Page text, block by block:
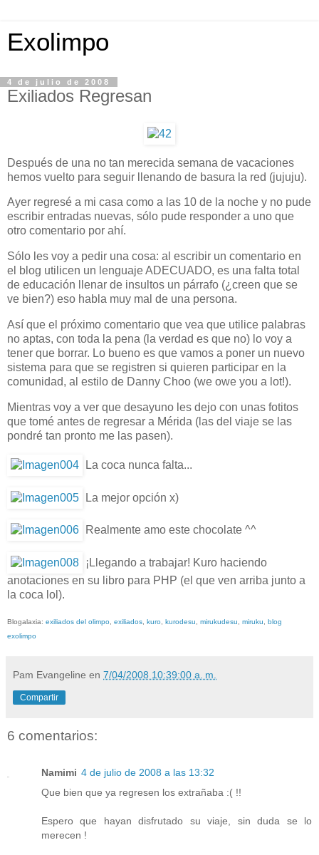
Exolimpo
4 de julio de 2008
Exiliados Regresan
Después de una no tan merecida semana de vacaciones
hemos vuelto para seguir llenando de basura la red (jujuju).
Ayer regresé a mi casa como a las 10 de la noche y no pude
escribir entradas nuevas, sólo pude responder a uno que
otro comentario por ahí.
Sólo les voy a pedir una cosa: al escribir un comentario en
el blog utilicen un lenguaje ADECUADO, es una falta total
de educación llenar de insultos un párrafo (¿creen que se
ve bien?) eso habla muy mal de una persona.
Así que el próximo comentario que vea que utilice palabras
no aptas, con toda la pena (la verdad es que no) lo voy a
tener que borrar. Lo bueno es que vamos a poner un nuevo
sistema para que se registren si quieren participar en la
comunidad, al estilo de Danny Choo (we owe you a lot!).
Mientras voy a ver que desayuno les dejo con unas fotitos
que tomé antes de regresar a Mérida (las del viaje se las
pondré tan pronto me las pasen).
La coca nunca falta...
La mejor opción x)
Realmente amo este chocolate ^^
¡Llegando a trabajar! Kuro haciendo
anotaciones en su libro para PHP (el que ven arriba junto a
la coca lol).
Blogalaxia: exiliados del olimpo exiliados kuro kurodesu mirukudesu miruku
blog
exolimpo
Pam Evangeline en 7/04/2008 10:39:00 a. m.
Compartir
6 comentarios:
Namimi 4 de julio de 2008 a las 13:32
Que bien que ya regresen los extrañaba :( !!
Espero que hayan disfrutado su viaje, sin duda se lo
merecen !